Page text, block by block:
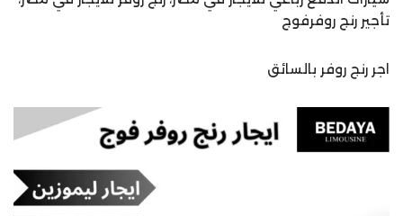
تأجير رنج روفرفوج
اجر رنج روفر بالسائق